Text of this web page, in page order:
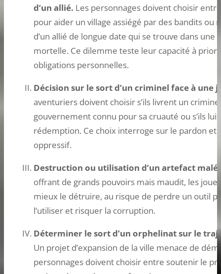
d’un allié. Les personnages doivent choisir
pour aider un village assiégé par des bandits ou
d’un allié de longue date qui se trouve dans
mortelle. Ce dilemme teste leur capacité à
obligations personnelles.
Décision sur le sort d’un criminel face à
aventuriers doivent choisir s’ils livrent un
gouvernement connu pour sa cruauté ou s’ils
rédemption. Ce choix interroge sur le pardon et
oppressif.
Destruction ou utilisation d’un artefact
offrant de grands pouvoirs mais maudit, les
mieux le détruire, au risque de perdre un outil
l’utiliser et risquer la corruption.
Déterminer le sort d’un orphelinat sur le
Un projet d’expansion de la ville menace de
personnages doivent choisir entre soutenir le